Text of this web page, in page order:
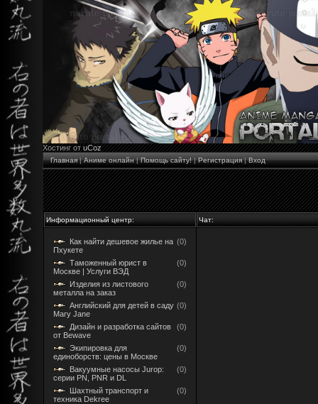
Хостинг отuCoz
Главная|Аниме онлайн|Помощь сайту!|Регистрация|Вход
Информационный центр: Чат:
Как найти дешевое жилье на
Пхукете
(0)
Таможенный юрист в
Москве | Услуги ВЭД
(0)
Изделия из листового
металла на заказ
(0)
Английский для детей в саду
Mary Jane
(0)
Дизайн и разработка сайтов
от Bewave
(0)
Экипировка для
единоборств: цены в Москве
(0)
Вакуумные насосы Jurop:
серии PN, PNR и DL
(0)
Шахтный транспорт и
техника Dekree
(0)